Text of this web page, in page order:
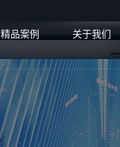
精品案例 关于我们